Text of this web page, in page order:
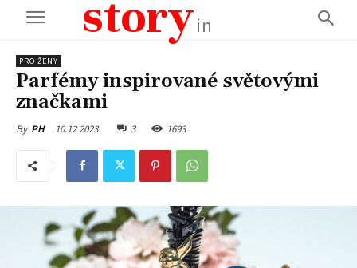
storyin
PRO ŽENY
Parfémy inspirované světovými
značkami
By PH 10.12.2023 3 1693